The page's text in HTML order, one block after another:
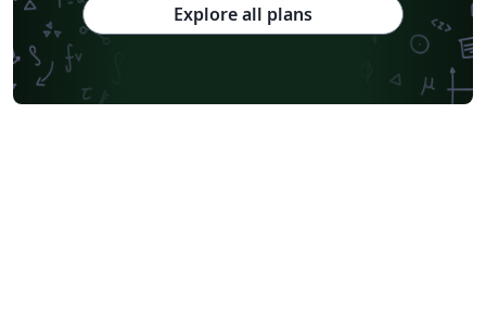
Explore all plans